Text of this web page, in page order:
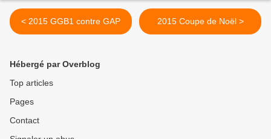
< 2015 GGB1 contre GAP 2015 Coupe de Noël >
Hébergé par Overblog
Top articles
Pages
Contact